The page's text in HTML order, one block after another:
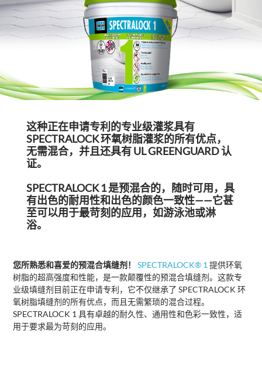
这种正在申请专利的专业级灌浆具有
SPECTRALOCK 环氧树脂灌浆的所有优点，
无需混合，并且还具有 UL GREENGUARD 认
证。
SPECTRALOCK 1 是预混合的，随时可用，具
有出色的耐用性和出色的颜色一致性——它甚
至可以用于最苛刻的应用，如游泳池或淋
浴。
您所熟悉和喜爱的预混合填缝剂！ SPECTRALOCK® 1 提供环氧
树脂的超高强度和性能，是一款颠覆性的预混合填缝剂。这款专
业级填缝剂目前正在申请专利，它不仅继承了 SPECTRALOCK 环
氧树脂填缝剂的所有优点，而且无需繁琐的混合过程。
SPECTRALOCK 1 具有卓越的耐久性、通用性和色彩一致性，适
用于要求最为苛刻的应用。